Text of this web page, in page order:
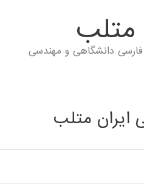
متلب
دانشگاهی و مهندسی
متلب